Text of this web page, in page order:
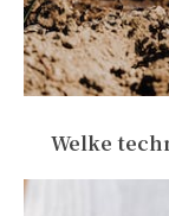
Welke